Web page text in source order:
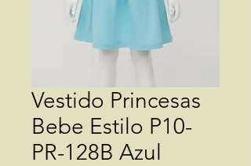
Vestido Princesas
Bebe Estilo P10-
PR-128B Azul